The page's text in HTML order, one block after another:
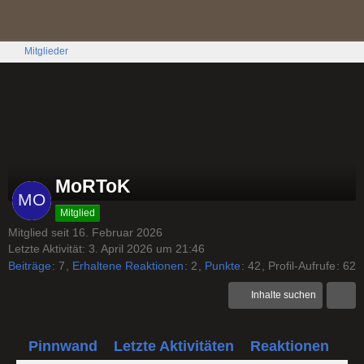
Mitglieder
MoRToK
Mitglied
Mitglied seit 16. Februar 2026
Letzte Aktivität: 3. April 2026 um 21:46
Beiträge
7 Erhaltene Reaktionen 2 Punkte 42 Profil-Aufrufe 62
Inhalte suchen
Pinnwand Letzte Aktivitäten Reaktionen